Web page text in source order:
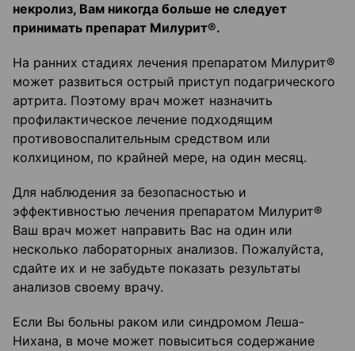
некролиз, Вам никогда больше не следует
принимать препарат Милурит®.
На ранних стадиях лечения препаратом Милурит®
может развиться острый приступ подагрического
артрита. Поэтому врач может назначить
профилактическое лечение подходящим
противовоспалительным средством или
колхицином, по крайней мере, на один месяц.
Для наблюдения за безопасностью и
эффективностью лечения препаратом Милурит®
Ваш врач может направить Вас на один или
несколько лабораторных анализов. Пожалуйста,
сдайте их и не забудьте показать результаты
анализов своему врачу.
Если Вы больны раком или синдромом Леша-
Нихана, в моче может повыситься содержание